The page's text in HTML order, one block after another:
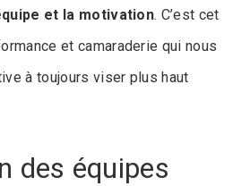
et la motivation. C’est cet
et camaraderie qui nous
à toujours viser plus haut
des équipes